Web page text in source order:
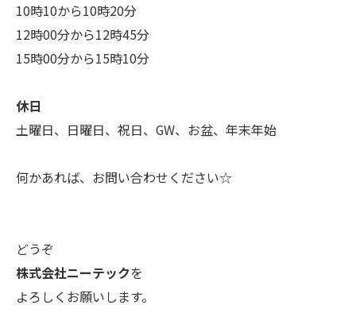
10時10から10時20分
12時00分から12時45分
15時00分から15時10分
休日
土曜日、日曜日、祝日、GW、お盆、年末年始
何かあれば、お問い合わせください☆
どうぞ
株式会社ニーテックを
よろしくお願いします。